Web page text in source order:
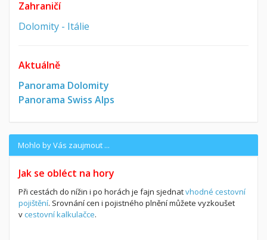
Zahraničí
Dolomity - Itálie
Aktuálně
Panorama Dolomity
Panorama Swiss Alps
Mohlo by Vás zaujmout ...
Jak se obléct na hory
Při cestách do nížin i po horách je fajn sjednatvhodné cestovní
pojištění. Srovnání cen i pojistného plnění můžete vyzkoušet
vcestovní kalkulačce.